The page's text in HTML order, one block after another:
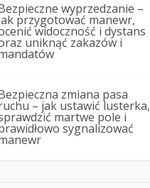
wyprzedzanie –
przygotować manewr,
widoczność i dystans
uniknąć zakazów i
zmiana pasa
– jak ustawić lusterka,
martwe pole i
sygnalizować